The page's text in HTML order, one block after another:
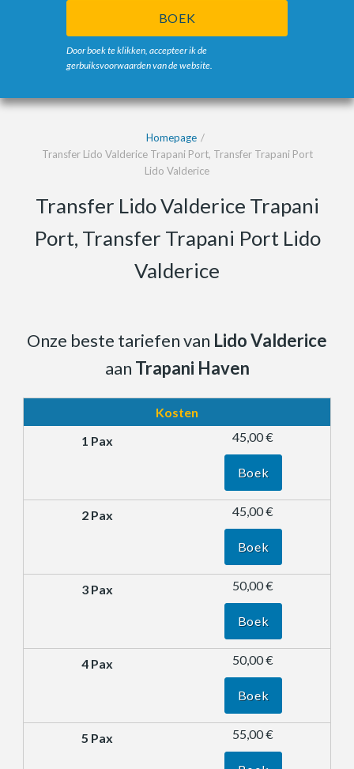
BOEK
Door boek te klikken, accepteer ik de
gerbuiksvoorwaarden van de website.
Homepage
Transfer Lido Valderice Trapani Port, Transfer Trapani Port
Lido Valderice
Transfer Lido Valderice Trapani
Port, Transfer Trapani Port Lido
Valderice
Onze beste tariefen van Lido Valderice
aan Trapani Haven
Kosten
45,00 €
Boek
45,00 €
Boek
50,00 €
Boek
50,00 €
Boek
55,00 €